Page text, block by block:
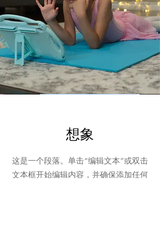
想象
这是一个段落。单击“编辑文本”或双击
文本框开始编辑内容，并确保添加任何